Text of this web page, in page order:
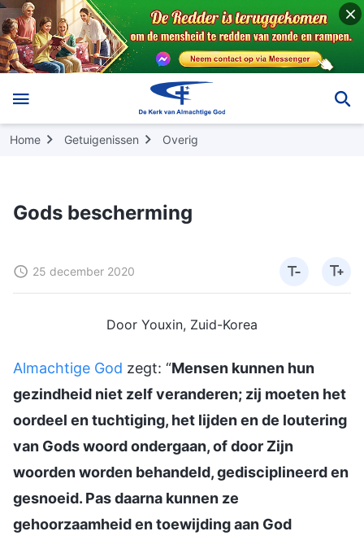
Home Getuigenissen Overig
Gods bescherming
25 december 2020
Door Youxin, Zuid-Korea
Almachtige God zegt: “Mensen kunnen hun
gezindheid niet zelf veranderen; zij moeten het
oordeel en tuchtiging, het lijden en de loutering
van Gods woord ondergaan, of door Zijn
woorden worden behandeld, gedisciplineerd en
gesnoeid. Pas daarna kunnen ze
gehoorzaamheid en toewijding aan God